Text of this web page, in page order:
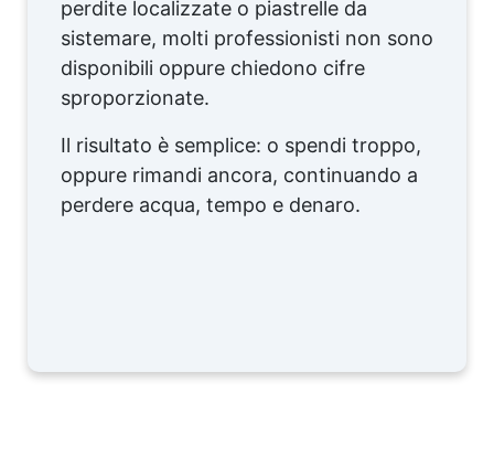
perdite localizzate o piastrelle da
sistemare, molti professionisti non sono
disponibili oppure chiedono cifre
sproporzionate.
Il risultato è semplice: o spendi troppo,
oppure rimandi ancora, continuando a
perdere acqua, tempo e denaro.